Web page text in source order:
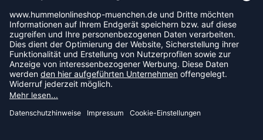
Vorkasse
Sofortüberweisung
NEWSLETTER